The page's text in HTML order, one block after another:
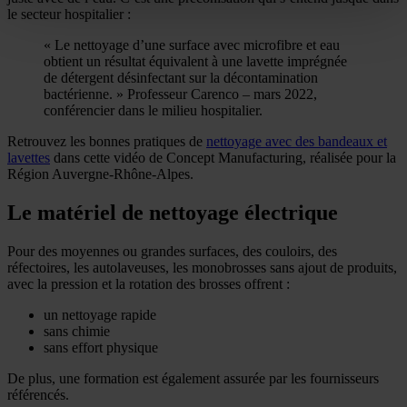
le secteur hospitalier :
« Le nettoyage d’une surface avec microfibre et eau
obtient un résultat équivalent à une lavette imprégnée
de détergent désinfectant sur la décontamination
bactérienne. » Professeur Carenco – mars 2022,
conférencier dans le milieu hospitalier.
Retrouvez les bonnes pratiques de nettoyage avec des bandeaux et
lavettes dans cette vidéo de Concept Manufacturing, réalisée pour la
Région Auvergne-Rhône-Alpes.
Le matériel de nettoyage électrique
Pour des moyennes ou grandes surfaces, des couloirs, des
réfectoires, les autolaveuses, les monobrosses sans ajout de produits,
avec la pression et la rotation des brosses offrent :
un nettoyage rapide
sans chimie
sans effort physique
De plus, une formation est également assurée par les fournisseurs
référencés.